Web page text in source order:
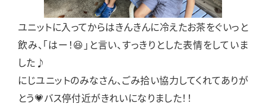
ユニットに入ってからはきんきんに冷えたお茶をぐいっと
飲み、「はー！😆」と言い、すっきりとした表情をしていま
した♪
にじユニットのみなさん、ごみ拾い協力してくれてありが
とう💗バス停付近がきれいになりました！！